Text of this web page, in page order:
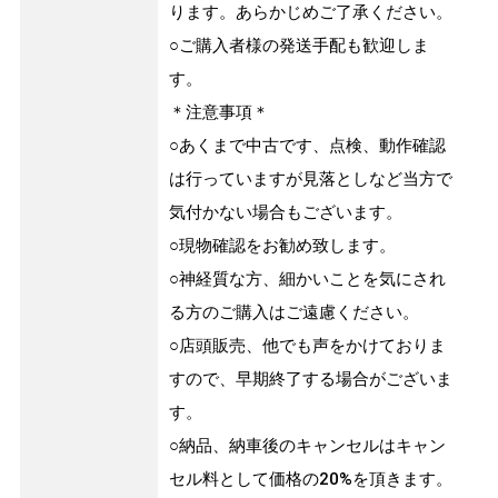
ります。あらかじめご了承ください。
○ご購入者様の発送手配も歓迎しま
す。
＊注意事項＊
○あくまで中古です、点検、動作確認
は行っていますが見落としなど当方で
気付かない場合もございます。
○現物確認をお勧め致します。
○神経質な方、細かいことを気にされ
る方のご購入はご遠慮ください。
○店頭販売、他でも声をかけておりま
すので、早期終了する場合がございま
す。
○納品、納車後のキャンセルはキャン
セル料として価格の20%を頂きます。